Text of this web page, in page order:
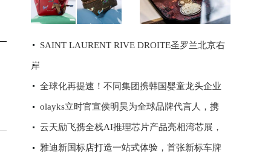
SAINT LAURENT RIVE DROITE圣罗兰北京右
岸
全球化再提速！不同集团携韩国婴童龙头企业
olayks立时官宣侯明昊为全球品牌代言人，携
云天励飞携全栈AI推理芯片产品亮相湾芯展，
雅迪新国标店打造一站式体验，首张新标车牌